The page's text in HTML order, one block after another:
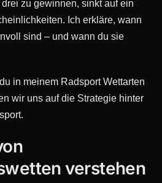
zu gewinnen, sinkt auf ein
Ich erkläre, wann
sind – und wann du sie
in meinem Radsport Wettarten
wir uns auf die Strategie hinter
verstehen